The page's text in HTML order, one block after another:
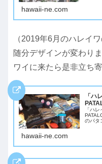
です
hawaii-ne.com
（2019年6月のハレイ
随分デザインが変わり
ワイに来たら是非立ち
「ハ
「ハ
のパタ
者に
hawaii-ne.com